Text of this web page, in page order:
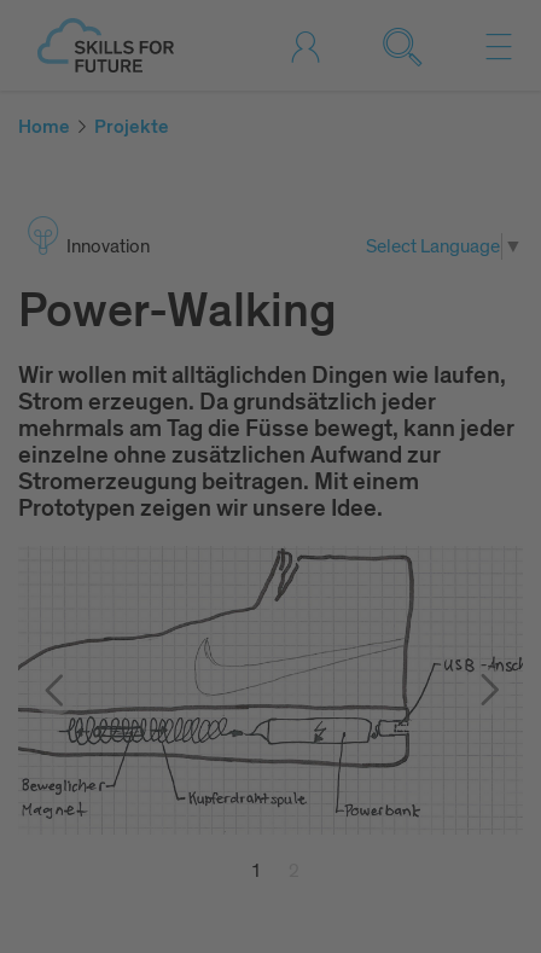
Home Projekte
Inno­vation Select Language ▼
Power-Walking
Wir wollen mit alltäglichden Dingen wie laufen,
Strom erzeugen. Da grundsätzlich jeder
mehrmals am Tag die Füsse bewegt, kann jeder
einzelne ohne zusätzlichen Aufwand zur
Stromerzeugung beitragen. Mit einem
Prototypen zeigen wir unsere Idee.
1